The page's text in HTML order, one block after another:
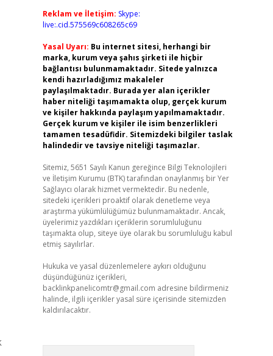
Reklam ve İletişim: Skype:
live:.cid.575569c608265c69
Yasal Uyarı: Bu internet sitesi, herhangi bir
marka, kurum veya şahıs şirketi ile hiçbir
bağlantısı bulunmamaktadır. Sitede yalnızca
kendi hazırladığımız makaleler
paylaşılmaktadır. Burada yer alan içerikler
haber niteliği taşımamakta olup, gerçek kurum
ve kişiler hakkında paylaşım yapılmamaktadır.
Gerçek kurum ve kişiler ile isim benzerlikleri
tamamen tesadüfidir. Sitemizdeki bilgiler taslak
halindedir ve tavsiye niteliği taşımazlar.
Sitemiz, 5651 Sayılı Kanun gereğince Bilgi Teknolojileri
ve İletişim Kurumu (BTK) tarafından onaylanmış bir Yer
Sağlayıcı olarak hizmet vermektedir. Bu nedenle,
sitedeki içerikleri proaktif olarak denetleme veya
araştırma yükümlülüğümüz bulunmamaktadır. Ancak,
üyelerimiz yazdıkları içeriklerin sorumluluğunu
taşımakta olup, siteye üye olarak bu sorumluluğu kabul
etmiş sayılırlar.
Hukuka ve yasal düzenlemelere aykırı olduğunu
düşündüğünüz içerikleri,
backlinkpanelicomtr@gmail.com adresine bildirmeniz
halinde, ilgili içerikler yasal süre içerisinde sitemizden
kaldırılacaktır.